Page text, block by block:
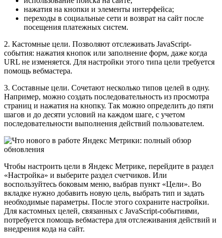
нажатия на кнопки и элементы интерфейса;
переходы в социальные сети и возврат на сайт после
посещения платежных систем.
2. Кастомные цели. Позволяют отслеживать JavaScript-
события: нажатия кнопок или заполнение форм, даже когда
URL не изменяется. Для настройки этого типа цели требуется
помощь вебмастера.
3. Составные цели. Сочетают несколько типов целей в одну.
Например, можно создать последовательность из просмотра
страниц и нажатия на кнопку. Так можно определить до пяти
шагов и до десяти условий на каждом шаге, с учетом
последовательности выполнения действий пользователем.
Чтобы настроить цели в Яндекс Метрике, перейдите в раздел
«Настройка» и выберите раздел счетчиков. Или
воспользуйтесь боковым меню, выбрав пункт «Цели». Во
вкладке нужно добавить новую цель, выбрать тип и задать
необходимые параметры. После этого сохраните настройки.
Для кастомных целей, связанных с JavaScript-событиями,
потребуется помощь вебмастера для отслеживания действий и
внедрения кода на сайт.